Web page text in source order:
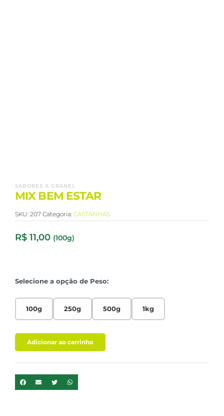
SABORES A GRANEL
MIX BEM ESTAR
SKU: 207 Categoria: CASTANHAS
R$ 11,00 (100g)
Selecione a opção de Peso:
100g 250g 500g 1kg
Adicionar ao carrinho